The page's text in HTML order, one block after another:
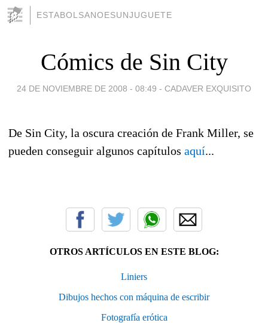
ESTABOLSANOESUNJUGUETE
Cómics de Sin City
24 DE NOVIEMBRE DE 2008 - 08:49 - CADAVER EXQUISITO
De Sin City, la oscura creación de Frank Miller, se
pueden conseguir algunos capítulos aquí...
OTROS ARTÍCULOS EN ESTE BLOG:
Liniers
Dibujos hechos con máquina de escribir
Fotografía erótica